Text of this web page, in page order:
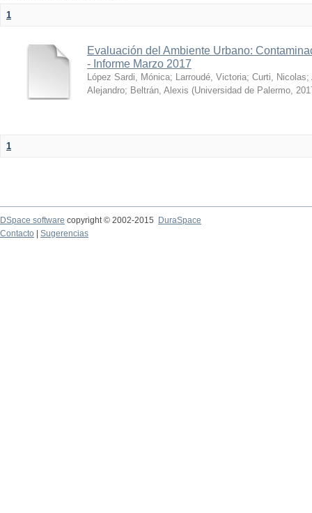
1
Evaluación del Ambiente Urbano:
- Informe Marzo 2017
López Sardi, Mónica; Larroudé, Victoria; Curti, Nicolas;
Alejandro; Beltrán, Alexis (Universidad de Palermo,
1
DSpace software copyright © 2002-2015
DuraSpace
Contacto
Sugerencias